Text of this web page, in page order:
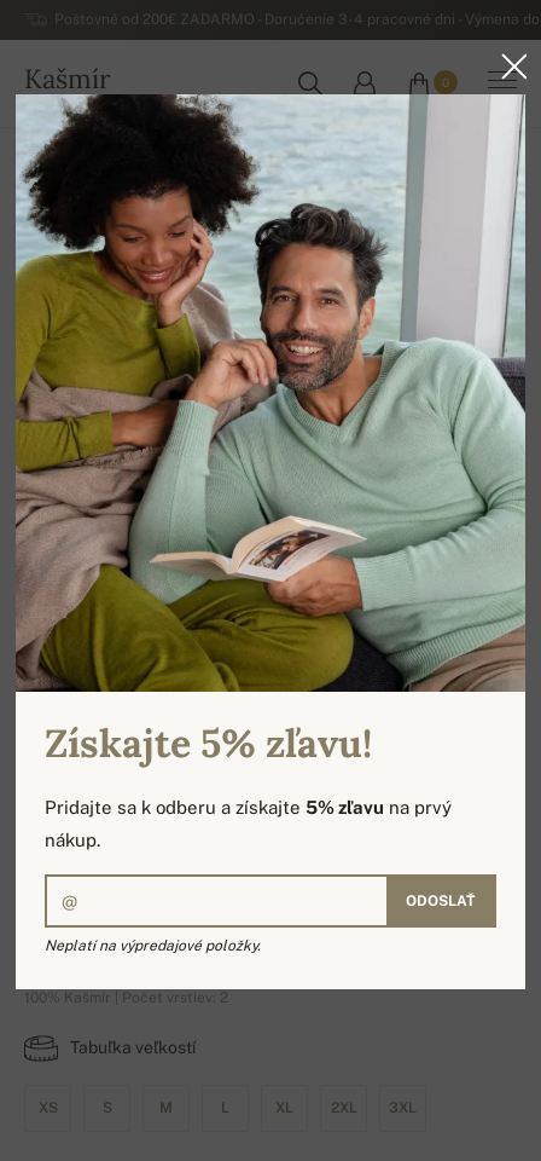
Poštovné od 200€ ZADARMO - Doručenie 3-4 pracovné dni - Výmena
Kašmír
SLOVENSKO
0
Domov Luxusné dámske kašmírové svetre
Rosalia
100% Kašmír | Počet vrstiev: 2
Tabuľka veľkostí
XS S M L XL 2XL 3XL
Získajte 5% zľavu!
Pridajte sa k odberu a získajte5% zľavu na prvý
nákup.
ODOSLAŤ
Neplatí na výpredajové položky.